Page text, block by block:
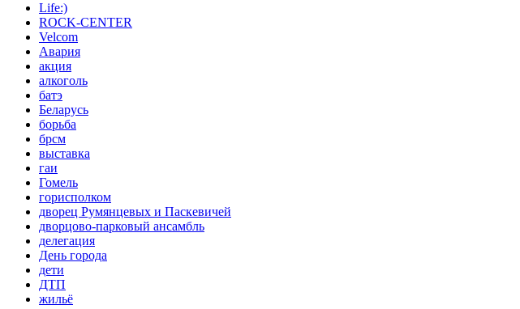
Life:)
ROCK-CENTER
Velcom
Авария
акция
алкоголь
батэ
Беларусь
борьба
брсм
выставка
гаи
Гомель
горисполком
дворец Румянцевых и Паскевичей
дворцово-парковый ансамбль
делегация
День города
дети
ДТП
жильё